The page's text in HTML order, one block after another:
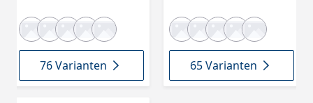
76 Varianten 65 Varianten